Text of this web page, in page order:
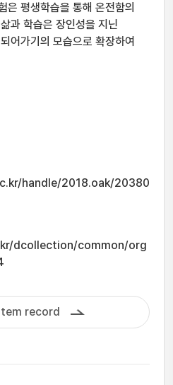
은 평생학습을 통해 온전함의
과 학습은 장인성을 지닌
어가기의 모습으로 확장하여
handle/2018.oak/20380
dcollection/common/org
record